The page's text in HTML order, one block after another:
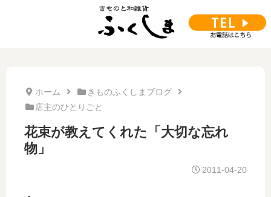
ホーム
きものふくしまブログ
店主のひとりごと
花束が教えてくれた「大切な忘れ
物」
2011-04-20